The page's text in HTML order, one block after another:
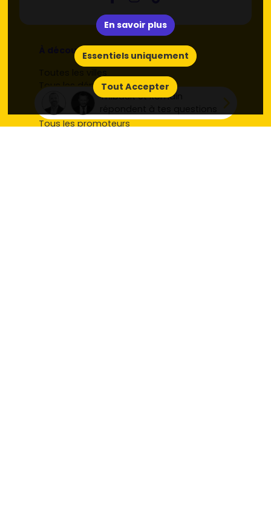
Thibault et Romain
À découvrir
Tous les départements
Toutes les régions
Nos derniers programmes neufs
Tous les promoteurs
En savoir plus
Essentiels uniquement
Tout Accepter